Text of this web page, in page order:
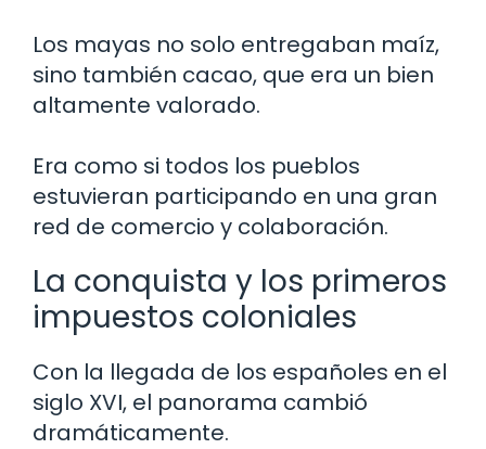
Los mayas no solo entregaban maíz,
sino también cacao, que era un bien
altamente valorado.
Era como si todos los pueblos
estuvieran participando en una gran
red de comercio y colaboración.
La conquista y los primeros
impuestos coloniales
Con la llegada de los españoles en el
siglo XVI, el panorama cambió
dramáticamente.